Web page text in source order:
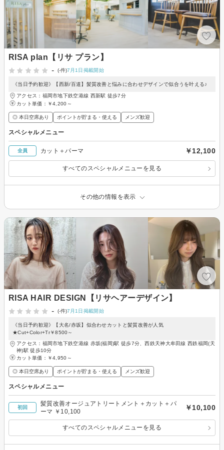
RISA plan【リサ プラン】
-
(-件)7月1日掲載開始
《当日予約歓迎》【西新/百道】髪質改善と悩みに合わせデザインで似合うを叶える♪
アクセス：福岡市地下鉄空港線 西新駅 徒歩7分
カット単価： ￥4,200～
◎ 本日空席あり ポイントが貯まる・使える メンズ歓迎
スペシャルメニュー
全員 カット＋パーマ ￥12,100
すべてのスペシャルメニューを見る
その他の情報を表示
RISA HAIR DESIGN【リサヘアーデザイン】
-
(-件)7月1日掲載開始
《当日予約歓迎》【大名/赤坂】似合わせカットと髪質改善が人気
★Cut+Color+Tr￥8500～
アクセス：福岡市地下鉄空港線 赤坂(福岡)駅 徒歩7分、西鉄天神大牟田線 西鉄福岡(天
神)駅 徒歩10分
カット単価： ￥4,950～
◎ 本日空席あり ポイントが貯まる・使える メンズ歓迎
スペシャルメニュー
初回
髪質改善オージュアトリートメント＋カット＋パ
ーマ ￥10,100
￥10,100
すべてのスペシャルメニューを見る